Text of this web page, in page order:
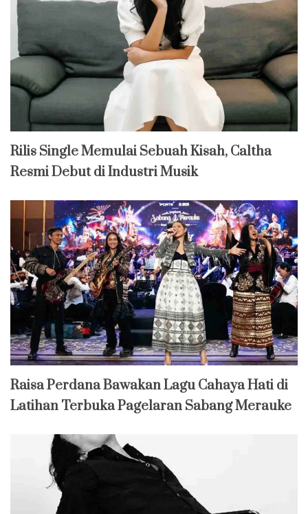
Rilis Single Memulai Sebuah Kisah, Caltha
Resmi Debut di Industri Musik
Raisa Perdana Bawakan Lagu Cahaya Hati di
Latihan Terbuka Pagelaran Sabang Merauke